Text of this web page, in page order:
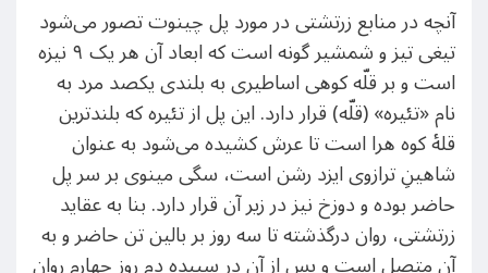
آنچه در منابع زرتشتی در مورد پل چینوت تصور می‌شود
تیغی تیز و شمشیر گونه است که ابعاد آن هر یک ۹ نیزه
است و بر قلّه کوهی اساطیری به بلندی یکصد مرد به‌
نام «تئیره» (قلّه) قرار دارد. این پل از تئیره که بلندترین
قلۀ کوه هرا است تا عرش کشیده می‌شود به عنوان
شاهینِ ترازوی ایزد رشن است، سگی مینوی بر سر پل
حاضر بوده و دوزخ نیز در زیر آن قرار دارد. بنا به عقاید
زرتشتی، روان درگذشته تا سه روز بر بالین تن حاضر و به